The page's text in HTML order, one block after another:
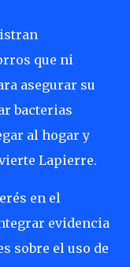
que ni
asegurar su
bacterias
al hogar y
Lapierre.
en el
evidencia
sobre el uso de